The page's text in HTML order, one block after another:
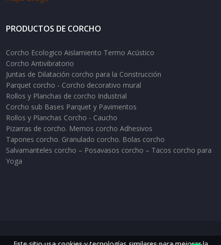
PRODUCTOS DE CORCHO
Corcho Ecologico Aislamiento Termo Acústico
Corcho Antivibratorio
Juntas de Dilatación corcho para la Construcción
Parquet corcho - Corcho decorativo mural
Rollos y Planchas de corcho Industrial
Corcho sub Bases Parquet y Pavimentos
Rollos y Planchas Corcho - Caucho
Pizarras de corcho. Memos corcho Adhesivos
Tapones corcho. Granulado corcho. Bolas corcho
Salvamanteles corcho – Posavasos corcho – Tacos corcho para
Yoga